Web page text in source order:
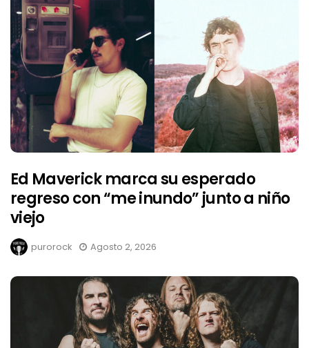
Ed Maverick marca su esperado
regreso con “me inundo” junto a niño
viejo
purorock Agosto 2, 2026